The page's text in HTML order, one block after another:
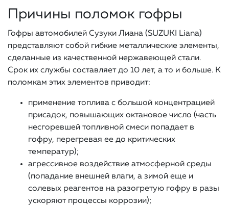
Причины поломок гофры
Гофры автомобилей Сузуки Лиана (SUZUKI Liana)
представляют собой гибкие металлические элементы,
сделанные из качественной нержавеющей стали.
Срок их службы составляет до 10 лет, а то и больше. К
поломкам этих элементов приводит:
применение топлива с большой концентрацией
присадок, повышающих октановое число (часть
несгоревшей топливной смеси попадает в
гофру, перегревая ее до критических
температур);
агрессивное воздействие атмосферной среды
(попадание внешней влаги, а зимой еще и
солевых реагентов на разогретую гофру в разы
ускоряют процессы коррозии);